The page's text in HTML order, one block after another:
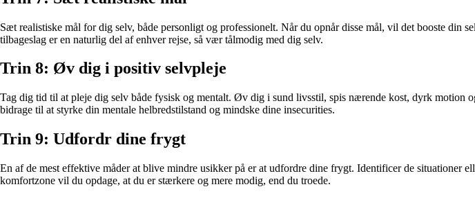
Sæt realistiske mål for dig selv, både personligt og professionelt. Når du opnår disse mål, vil det booste
tilbageslag er en naturlig del af enhver rejse, så vær tålmodig med dig selv.
Trin 8: Øv dig i positiv selvpleje
Tag dig tid til at pleje dig selv både fysisk og mentalt. Øv dig i sund livsstil, spis nærende kost, dyrk
bidrage til at styrke din mentale helbredstilstand og mindske dine insecurities.
Trin 9: Udfordr dine frygt
En af de mest effektive måder at blive mindre usikker på er at udfordre dine frygt. Identificer de
komfortzone vil du opdage, at du er stærkere og mere modig, end du troede.